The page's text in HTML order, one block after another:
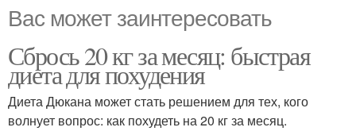
Вас может заинтересовать
Сбрось 20 кг за месяц: быстрая
диета для похудения
Диета Дюкана может стать решением для тех, кого
волнует вопрос: как похудеть на 20 кг за месяц.